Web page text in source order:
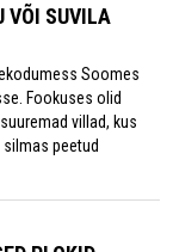
VÕI SUVILA
Soomes
Fookuses olid
villad, kus
peetud